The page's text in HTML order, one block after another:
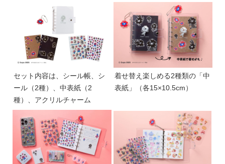
セット内容は、シール帳、シ
ール（2種）、中表紙（2
種）、アクリルチャーム
着せ替え楽しめる2種類の「中
表紙」（各15×10.5cm）